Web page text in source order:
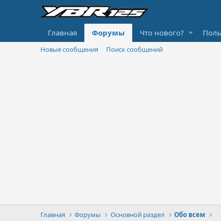
Главная Форумы Что нового?
Новые сообщения Поиск сообщений
Главная Форумы Основной раздел Обо всем